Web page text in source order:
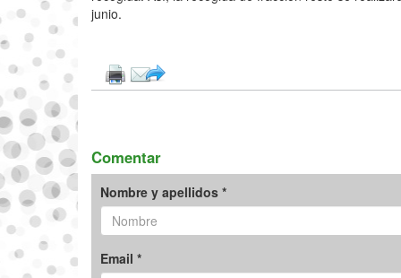
junio.
Comentar
Nombre y apellidos *
Email *